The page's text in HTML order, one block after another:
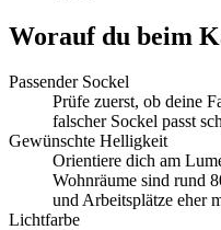
Worauf du beim
Passender Sockel
Prüfe zuerst, ob deine
falscher Sockel passt
Gewünschte Helligkeit
Orientiere dich am
Wohnräume sind rund
und Arbeitsplätze eher
Lichtfarbe